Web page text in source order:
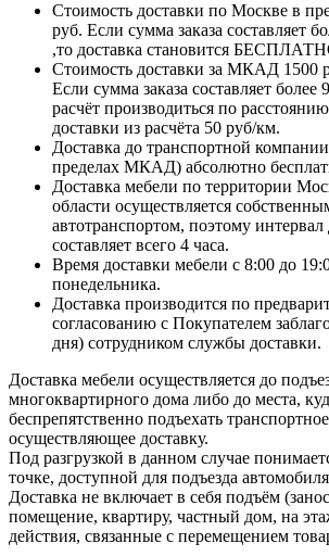
Стоимость доставки по Москве в
руб. Если сумма заказа составляет
,то доставка становится
Стоимость доставки за МКАД 1500
Если сумма заказа составляет более
расчёт производиться по
доставки из расчёта 50 руб/км.
Доставка до транспортной
пределах МКАД) абсолютно
Доставка мебели по территории
области осуществляется
автотранспортом, поэтому интервал
составляет всего 4 часа.
Время доставки мебели с 8:00 до
понедельника.
Доставка производится по
согласованию с Покупателем
дня) сотрудником службы доставки.
Доставка мебели осуществляется до
многоквартирного дома либо до места,
беспрепятственно подъехать
осуществляющее доставку.
Под разгрузкой в данном случае
точке, доступной для подъезда
Доставка не включает в себя подъём
помещение, квартиру, частный дом, на
действия, связанные с перемещением